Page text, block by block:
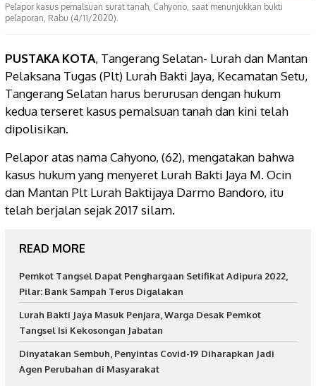
Pelapor kasus pemalsuan surat tanah, Cahyono, saat menunjukkan bukti
pelaporan, Rabu (4/11/2020).
PUSTAKA KOTA, Tangerang Selatan- Lurah dan Mantan
Pelaksana Tugas (Plt) Lurah Bakti Jaya, Kecamatan Setu,
Tangerang Selatan harus berurusan dengan hukum
kedua terseret kasus pemalsuan tanah dan kini telah
dipolisikan.
Pelapor atas nama Cahyono, (62), mengatakan bahwa
kasus hukum yang menyeret Lurah Bakti Jaya M. Ocin
dan Mantan Plt Lurah Baktijaya Darmo Bandoro, itu
telah berjalan sejak 2017 silam.
READ MORE
Pemkot Tangsel Dapat Penghargaan Setifikat Adipura 2022,
Pilar: Bank Sampah Terus Digalakan
Lurah Bakti Jaya Masuk Penjara, Warga Desak Pemkot
Tangsel Isi Kekosongan Jabatan
Dinyatakan Sembuh, Penyintas Covid-19 Diharapkan Jadi
Agen Perubahan di Masyarakat